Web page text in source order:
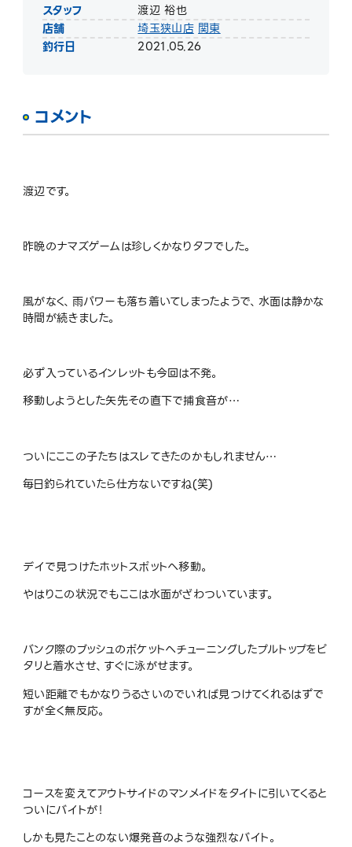
スタッフ
渡辺 裕也
店舗
埼玉狭山店 関東
釣行日
2021.05.26
コメント
渡辺です。
昨晩のナマズゲームは珍しくかなりタフでした。
風がなく、雨パワーも落ち着いてしまったようで、水面は静かな
時間が続きました。
必ず入っているインレットも今回は不発。
移動しようとした矢先その直下で捕食音が…
ついにここの子たちはスレてきたのかもしれません…
毎日釣られていたら仕方ないですね(笑)
デイで見つけたホットスポットへ移動。
やはりこの状況でもここは水面がざわついています。
バンク際のブッシュのポケットへチューニングしたプルトップをピ
タリと着水させ、すぐに泳がせます。
短い距離でもかなりうるさいのでいれば見つけてくれるはずで
すが全く無反応。
コースを変えてアウトサイドのマンメイドをタイトに引いてくると
ついにバイトが！
しかも見たことのない爆発音のような強烈なバイト。